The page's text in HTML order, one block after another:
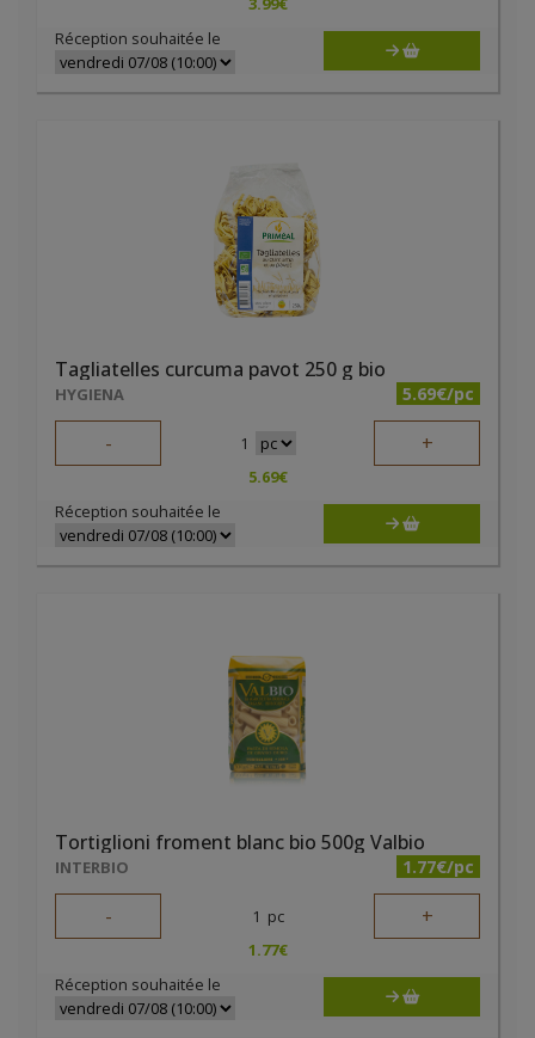
Réception souhaitée le
Tagliatelles curcuma pavot 250 g bio
HYGIENA 5.69€/pc
- 1 +
5.69€
Réception souhaitée le
Tortiglioni froment blanc bio 500g Valbio
INTERBIO 1.77€/pc
- 1 pc +
1.77€
Réception souhaitée le